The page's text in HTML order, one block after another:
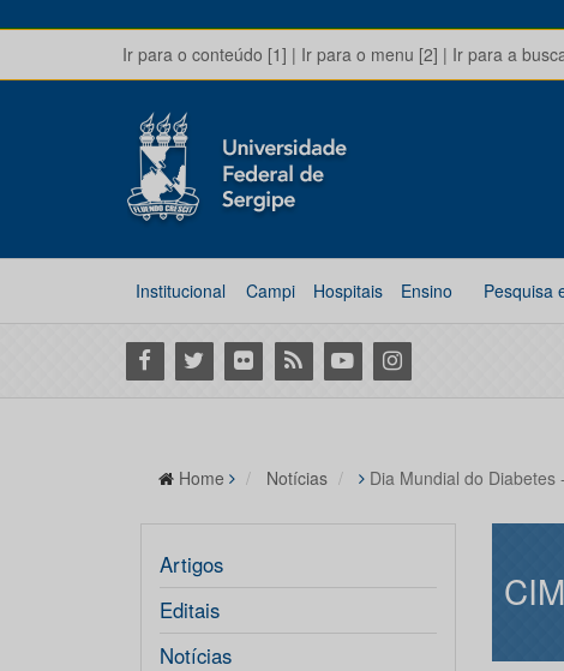
Ir para o conteúdo [1] | Ir para o menu [2] | Ir para a
Institucional Campi Hospitais Ensino Pesquisa
Facebook
Twitter Flickr RSS YoutubeInstagram
Home Notícias Dia Mundial do
Artigos
Editais
Notícias